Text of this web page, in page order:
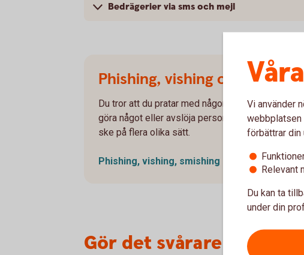
Bedrägerier via sms och mejl
Phishing, vishing och smishing
Du tror att du pratar med någon du känner eller
göra något eller avslöja personlig information.
ske på flera olika sätt.
Phishing, vishing, smishing
Gör det svårare för
Vi använder
webbplatsen
förbättrar din
Relevant
Du kan ta
under din